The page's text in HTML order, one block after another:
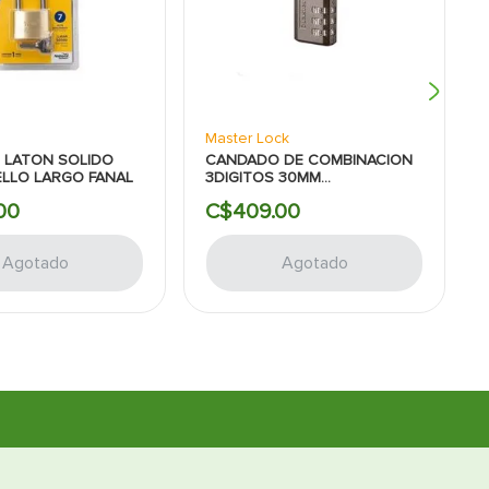
SOLIDO
LARGO FANAL
Agotado
Master Lock
CANDADO DE COMBINACION
3DIGITOS 30MM
MASTERLOCK
C$409.00
Agotado